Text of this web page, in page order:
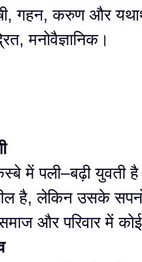
गहन, करुण और
मनोवैज्ञानिक।
में पली–बढ़ी युवती
है, लेकिन उसके
और परिवार में